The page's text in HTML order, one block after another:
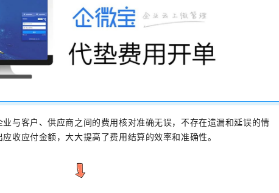
与客户、供应商之间的费用核对准确无误，不存在遗漏和延误的情
收应付金额，大大提高了费用结算的效率和准确性。